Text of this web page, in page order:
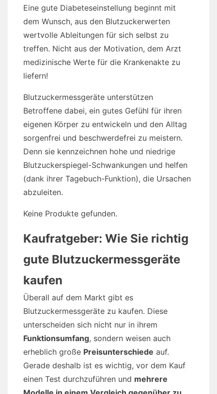
Eine gute Diabeteseinstellung beginnt mit
dem Wunsch, aus den Blutzuckerwerten
wertvolle Ableitungen für sich selbst zu
treffen. Nicht aus der Motivation, dem Arzt
medizinische Werte für die Krankenakte zu
liefern!
Blutzuckermessgeräte unterstützen
Betroffene dabei, ein gutes Gefühl für ihren
eigenen Körper zu entwickeln und den Alltag
sorgenfrei und beschwerdefrei zu meistern.
Denn sie kennzeichnen hohe und niedrige
Blutzuckerspiegel-Schwankungen und helfen
(dank ihrer Tagebuch-Funktion), die Ursachen
abzuleiten.
Keine Produkte gefunden.
Kaufratgeber: Wie Sie richtig
gute Blutzuckermessgeräte
kaufen
Überall auf dem Markt gibt es
Blutzuckermessgeräte zu kaufen. Diese
unterscheiden sich nicht nur in ihrem
Funktionsumfang, sondern weisen auch
erheblich große Preisunterschiede auf.
Gerade deshalb ist es wichtig, vor dem Kauf
einen Test durchzuführen und mehrere